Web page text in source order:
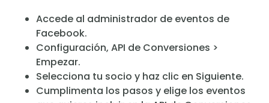
Accede al administrador de eventos de
Facebook.
Configuración, API de Conversiones >
Empezar.
Selecciona tu socio y haz clic en Siguiente.
Cumplimenta los pasos y elige los eventos